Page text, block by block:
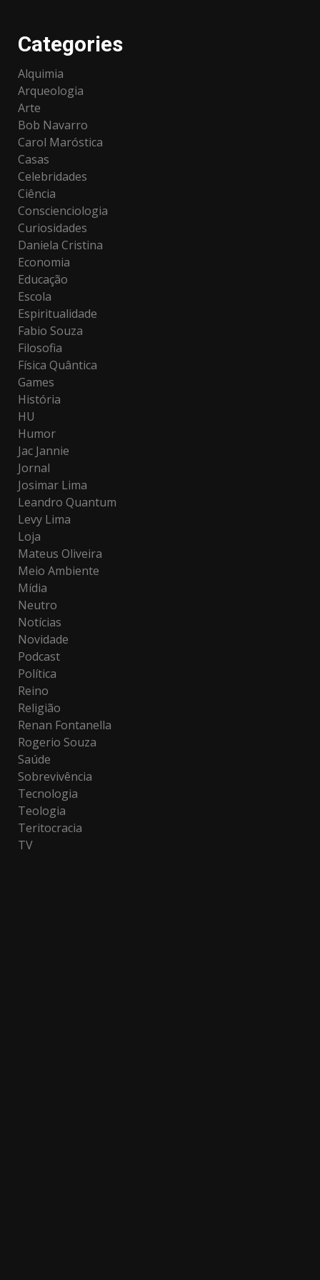
Categories
Alquimia
Arqueologia
Arte
Bob Navarro
Carol Maróstica
Casas
Celebridades
Ciência
Conscienciologia
Curiosidades
Daniela Cristina
Economia
Educação
Escola
Espiritualidade
Fabio Souza
Filosofia
Física Quântica
Games
História
HU
Humor
Jac Jannie
Jornal
Josimar Lima
Leandro Quantum
Levy Lima
Loja
Mateus Oliveira
Meio Ambiente
Mídia
Neutro
Notícias
Novidade
Podcast
Política
Reino
Religião
Renan Fontanella
Rogerio Souza
Saúde
Sobrevivência
Tecnologia
Teologia
Teritocracia
TV